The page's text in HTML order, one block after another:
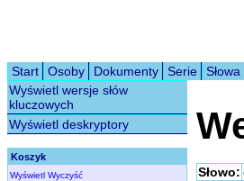
Start Osoby Dokumenty Serie
Wyświetl wersje słów
kluczowych
Wyświetl deskryptory
Koszyk
Wyświetl Wyczyść Słowo: